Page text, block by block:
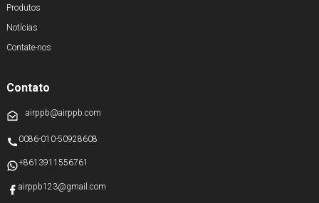
Produtos
Notícias
Contate-nos
Contato
airppb@airppb.com
0086-010-50928608
+8613911556761
airppb123@gmail.com